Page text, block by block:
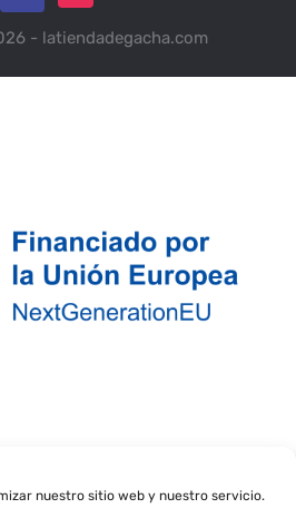
nuestro sitio web y nuestro servicio.
- latiendadegacha.com